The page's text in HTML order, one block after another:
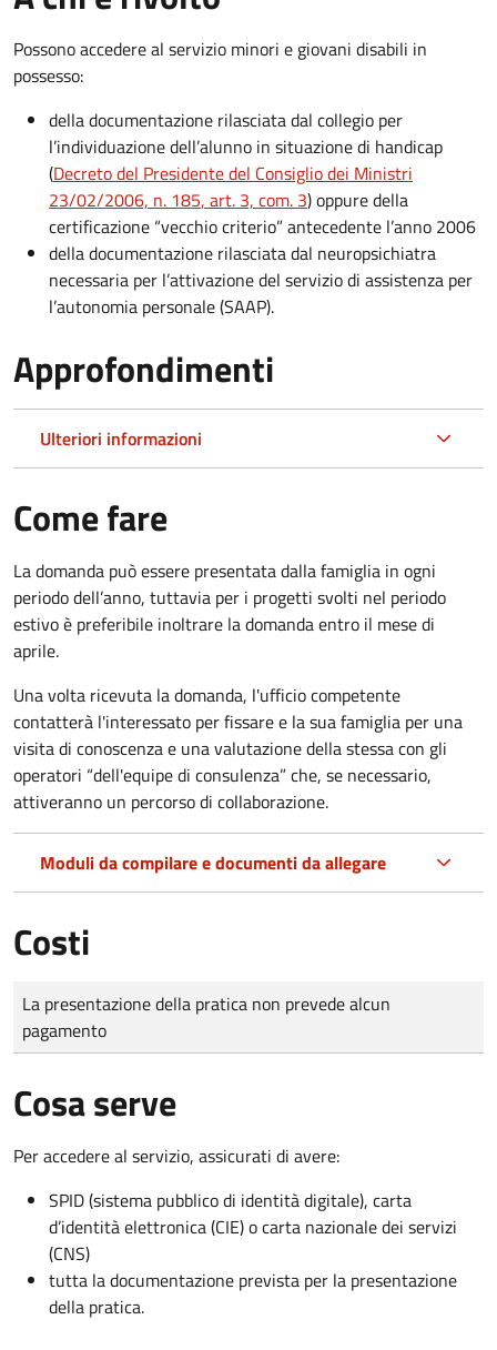
Possono accedere al servizio minori e giovani disabili in
possesso:
della documentazione rilasciata dal collegio per
l’individuazione dell’alunno in situazione di handicap
(Decreto del Presidente del Consiglio dei Ministri
23/02/2006, n. 185, art. 3, com. 3) oppure della
certificazione “vecchio criterio” antecedente l’anno 2006
della documentazione rilasciata dal neuropsichiatra
necessaria per l’attivazione del servizio di assistenza per
l’autonomia personale (SAAP).
Approfondimenti
Ulteriori informazioni
Come fare
La domanda può essere presentata dalla famiglia in ogni
periodo dell’anno, tuttavia per i progetti svolti nel periodo
estivo è preferibile inoltrare la domanda entro il mese di
aprile.
Una volta ricevuta la domanda, l'ufficio competente
contatterà l'interessato per fissare e la sua famiglia per una
visita di conoscenza e una valutazione della stessa con gli
operatori “dell'equipe di consulenza” che, se necessario,
attiveranno un percorso di collaborazione.
Moduli da compilare e documenti da allegare
Costi
Tipo di pagamento
Importo
La presentazione della pratica non prevede alcun
pagamento
Cosa serve
Per accedere al servizio, assicurati di avere:
SPID (sistema pubblico di identità digitale), carta
d’identità elettronica (CIE) o carta nazionale dei servizi
(CNS)
tutta la documentazione prevista per la presentazione
della pratica.